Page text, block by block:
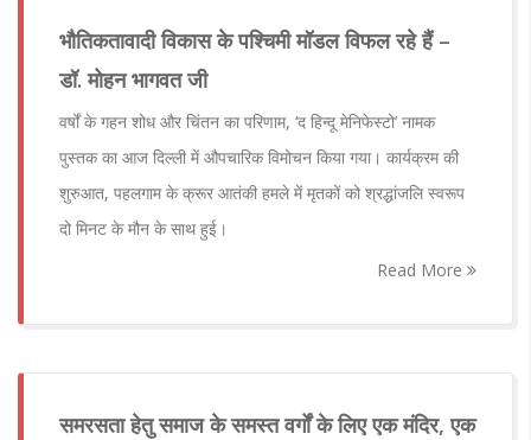
भौतिकतावादी विकास के पश्चिमी मॉडल विफल रहे हैं –
डॉ. मोहन भागवत जी
वर्षों के गहन शोध और चिंतन का परिणाम, ‘द हिन्दू मेनिफेस्टो’ नामक
पुस्तक का आज दिल्ली में औपचारिक विमोचन किया गया। कार्यक्रम की
शुरुआत, पहलगाम के क्रूर आतंकी हमले में मृतकों को श्रद्धांजलि स्वरूप
दो मिनट के मौन के साथ हुई।
Read More
समरसता हेतु समाज के समस्त वर्गों के लिए एक मंदिर, एक